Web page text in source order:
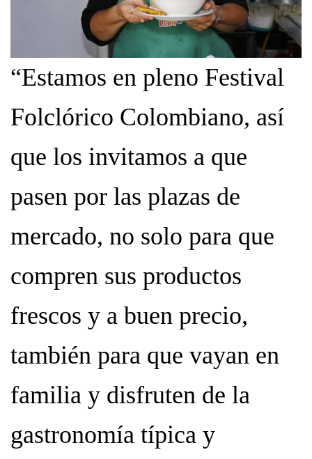
“Estamos en pleno Festival
Folclórico Colombiano, así
que los invitamos a que
pasen por las plazas de
mercado, no solo para que
compren sus productos
frescos y a buen precio,
también para que vayan en
familia y disfruten de la
gastronomía típica y